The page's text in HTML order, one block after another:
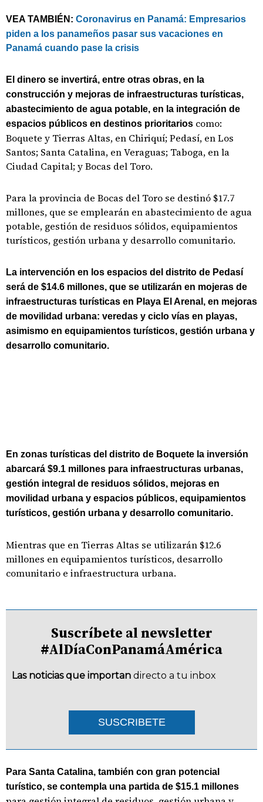
VEA TAMBIÉN: Coronavirus en Panamá: Empresarios
piden a los panameños pasar sus vacaciones en
Panamá cuando pase la crisis
El dinero se invertirá, entre otras obras, en la
construcción y mejoras de infraestructuras turísticas,
abastecimiento de agua potable, en la integración de
espacios públicos en destinos prioritarios como:
Boquete y Tierras Altas, en Chiriquí; Pedasí, en Los
Santos; Santa Catalina, en Veraguas; Taboga, en la
Ciudad Capital; y Bocas del Toro.
Para la provincia de Bocas del Toro se destinó $17.7
millones, que se emplearán en abastecimiento de agua
potable, gestión de residuos sólidos, equipamientos
turísticos, gestión urbana y desarrollo comunitario.
La intervención en los espacios del distrito de Pedasí
será de $14.6 millones, que se utilizarán en mojeras de
infraestructuras turísticas en Playa El Arenal, en mejoras
de movilidad urbana: veredas y ciclo vías en playas,
asimismo en equipamientos turísticos, gestión urbana y
desarrollo comunitario.
En zonas turísticas del distrito de Boquete la inversión
abarcará $9.1 millones para infraestructuras urbanas,
gestión integral de residuos sólidos, mejoras en
movilidad urbana y espacios públicos, equipamientos
turísticos, gestión urbana y desarrollo comunitario.
Mientras que en Tierras Altas se utilizarán $12.6
millones en equipamientos turísticos, desarrollo
comunitario e infraestructura urbana.
Suscríbete al newsletter
#AlDíaConPanamáAmérica
Las noticias que importan directo a tu inbox
SUSCRIBETE
Para Santa Catalina, también con gran potencial
turístico, se contempla una partida de $15.1 millones